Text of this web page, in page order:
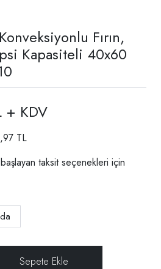
Fırın,
Kapasiteli 40x60
+ KDV
TL
taksit seçenekleri için